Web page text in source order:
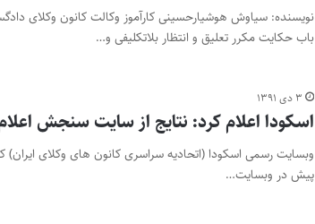
باب حکایت مکرر تعلیق و انتظار بلاتکلیفی و…
۳ دی ۱۳۹۱
اسکودا اعلام کرد: نتایج از سایت سنجش
وبسایت رسمی اسکودا (اتحادیه سراسری کانون های وکلای ایران)
پیش در وبسایت…